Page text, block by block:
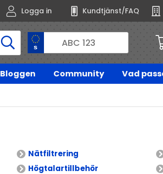
Logga in Kundtjänst/FAQ
Bloggen Community
Vad
Nätfiltrering
Högtalartillbehör